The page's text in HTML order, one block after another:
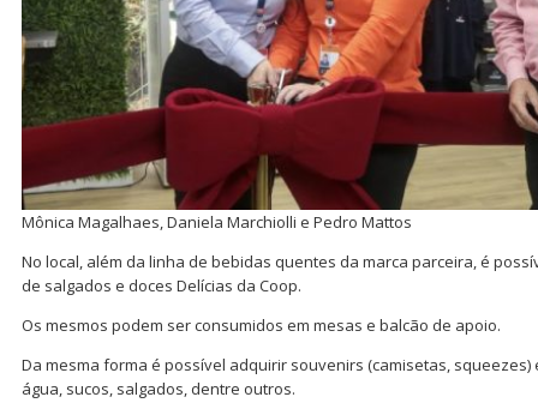
Mônica Magalhaes, Daniela Marchiolli e Pedro Mattos
No local, além da linha de bebidas quentes da marca parceira, é
de salgados e doces Delícias da Coop.
Os mesmos podem ser consumidos em mesas e balcão de apoio.
Da mesma forma é possível adquirir souvenirs (camisetas, squeezes)
água, sucos, salgados, dentre outros.